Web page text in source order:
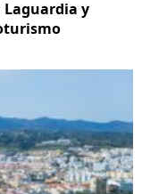
Laguardia y